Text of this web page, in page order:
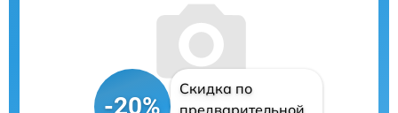
-20%
Скидка по
предварительной